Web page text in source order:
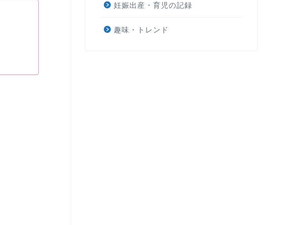
妊娠出産・育児の記録
趣味・トレンド